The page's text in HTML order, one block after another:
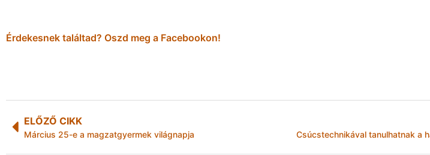
Érdekesnek találtad? Oszd meg a Facebookon!
ELŐZŐ CIKK
Március 25-e a magzatgyermek világnapja